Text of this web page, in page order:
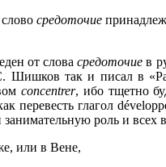
средоточие
от словасредоточие в
Шишков так и писал в
concentrer, ибо тщетно
перевесть глагол
роль и всех
или в Вене,